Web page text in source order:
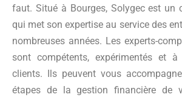
faut. Situé à Bourges, Solygec est un
qui met son expertise au service des
nombreuses années. Les experts-
sont compétents, expérimentés et à
clients. Ils peuvent vous
étapes de la gestion financière de